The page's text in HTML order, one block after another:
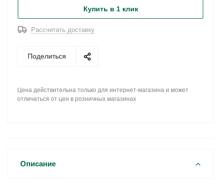
Купить в 1 клик
Рассчитать доставку
Поделиться
Цена действительна только для интернет-магазина и может
отличаться от цен в розничных магазинах
Описание